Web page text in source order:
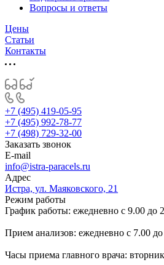
Вопросы и ответы
Цены
Статьи
Контакты
+7 (495) 419-05-95
+7 (495) 992-78-77
+7 (498) 729-32-00
Заказать звонок
E-mail
info@istra-paracels.ru
Адрес
Истра, ул. Маяковского, 21
Режим работы
График работы: ежедневно с 9.00 до
Прием анализов: ежедневно с 7.00
Часы приема главного врача: